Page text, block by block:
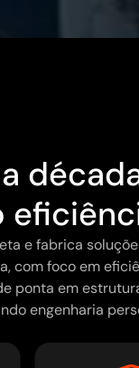
e fabrica
com foco em
ponta em
engenharia